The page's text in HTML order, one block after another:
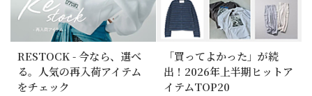
RESTOCK - 今なら、選べ
る。人気の再入荷アイテム
をチェック
「買ってよかった」が続
出！2026年上半期ヒットア
イテムTOP20